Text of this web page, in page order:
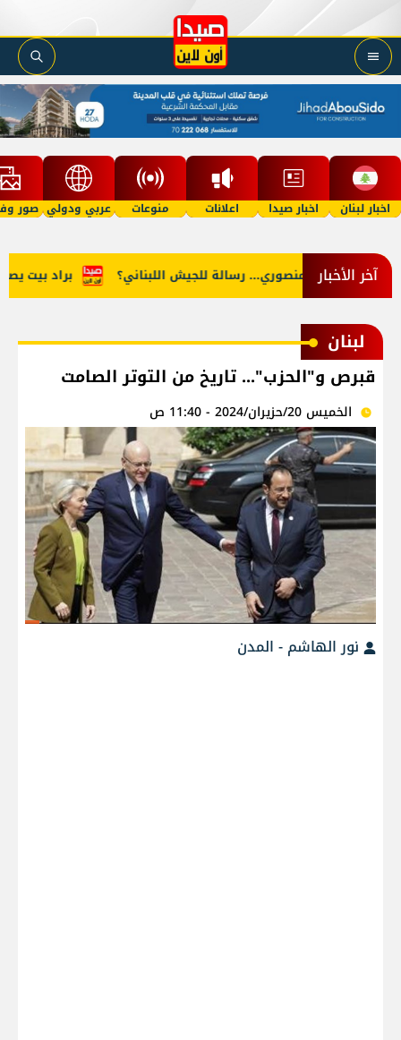
اخبار لبنان اخبار صيدا اعلانات منوعات عربي ودولي صور
آخر الأخبار براد بيت يصعّد ضربة المنصوري... رسالة للجيش اللبناني؟
لبنان
قبرص و"الحزب"... تاريخ من التوتر الصامت
الخميس 20/حزيران/2024 - 11:40 ص
نور الهاشم - المدن